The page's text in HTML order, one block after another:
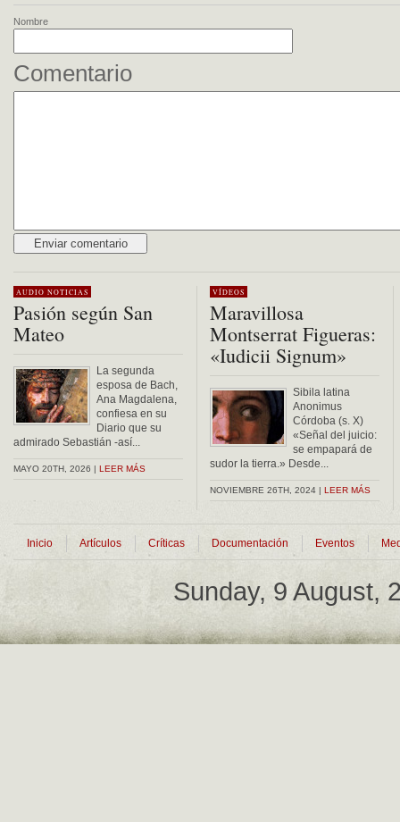
Nombre
Comentario
AUDIO NOTICIAS
Pasión según San
Mateo
La segunda
esposa de Bach,
Ana Magdalena,
confiesa en su
Diario que su
admirado Sebastián -así...
MAYO 20TH, 2026 | LEER MÁS
VÍDEOS
Maravillosa
Montserrat Figueras:
«Iudicii Signum»
Sibila latina
Anonimus
Córdoba (s. X)
«Señal del juicio:
se empapará de
sudor la tierra.» Desde...
NOVIEMBRE 26TH, 2024 | LEER MÁS
Inicio Artículos Críticas Documentación Eventos
Sunday, 9 August,